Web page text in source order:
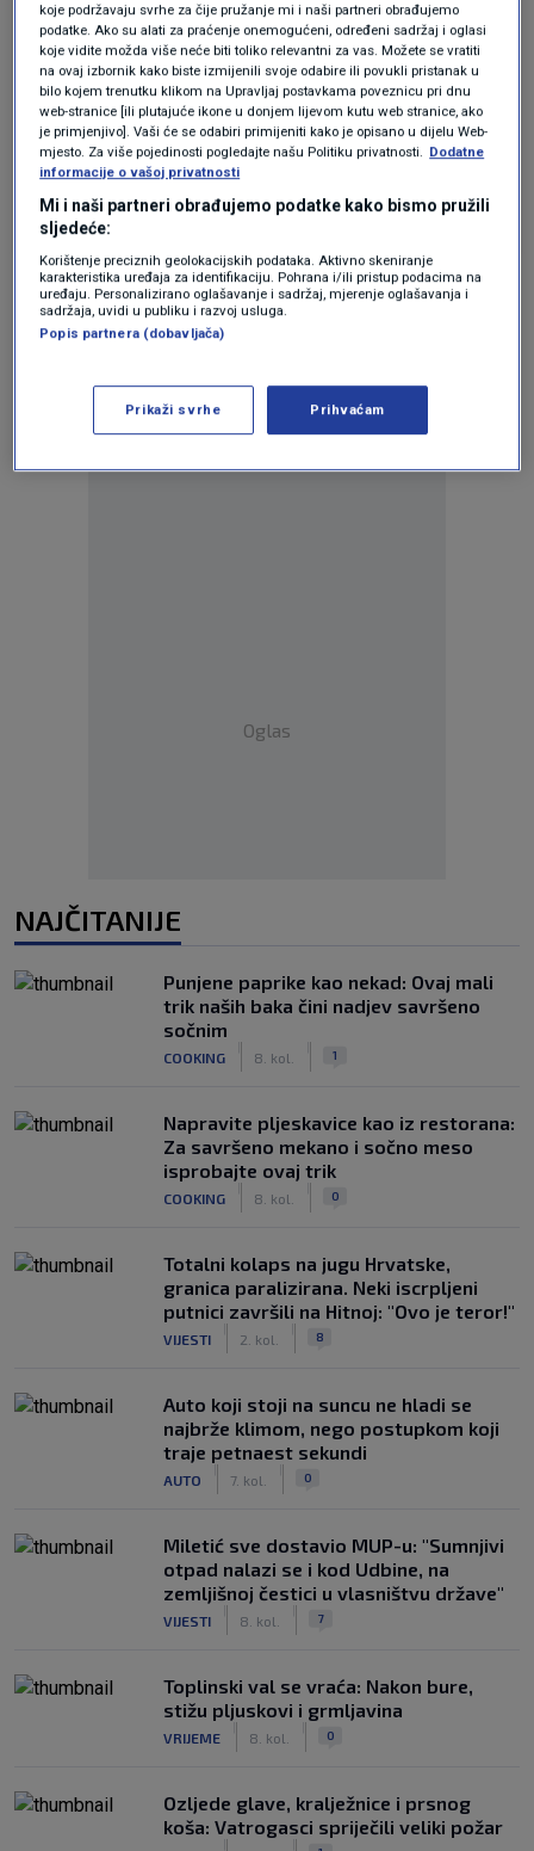
Grobno mjesto i njegove mame i njegovog tate
da platim⁉️
Prije TIH 20-25 godina nije niti trebao AGENT
no.11.
Odgovor
Oglas
Oglas
NAJČITANIJE
Punjene paprike kao nekad: Ovaj mali
trik naših baka čini nadjev savršeno
sočnim
COOKING 8. kol. 1
Napravite pljeskavice kao iz restorana:
Za savršeno mekano i sočno meso
isprobajte ovaj trik
COOKING 8. kol. 0
Totalni kolaps na jugu Hrvatske,
granica paralizirana. Neki iscrpljeni
putnici završili na Hitnoj: "Ovo je teror!"
VIJESTI 2. kol. 8
Auto koji stoji na suncu ne hladi se
najbrže klimom, nego postupkom koji
traje petnaest sekundi
AUTO 7. kol. 0
Miletić sve dostavio MUP-u: "Sumnjivi
otpad nalazi se i kod Udbine, na
zemljišnoj čestici u vlasništvu države"
VIJESTI 8. kol. 7
Toplinski val se vraća: Nakon bure,
stižu pljuskovi i grmljavina
VRIJEME 8. kol. 0
Ozljede glave, kralježnice i prsnog
koša: Vatrogasci spriječili veliki požar
koje podržavaju svrhe za čije pružanje mi i naši partneri obrađujemo
podatke. Ako su alati za praćenje onemogućeni, određeni sadržaj i oglasi
koje vidite možda više neće biti toliko relevantni za vas. Možete se vratiti
na ovaj izbornik kako biste izmijenili svoje odabire ili povukli pristanak u
bilo kojem trenutku klikom na Upravljaj postavkama poveznicu pri dnu
web-stranice [ili plutajuće ikone u donjem lijevom kutu web stranice, ako
je primjenjivo]. Vaši će se odabiri primijeniti kako je opisano u dijelu Web-
mjesto. Za više pojedinosti pogledajte našu Politiku privatnosti. Dodatne
informacije o vašoj privatnosti
Mi i naši partneri obrađujemo podatke kako bismo pružili
sljedeće:
Korištenje preciznih geolokacijskih podataka. Aktivno skeniranje
karakteristika uređaja za identifikaciju. Pohrana i/ili pristup podacima na
uređaju. Personalizirano oglašavanje i sadržaj, mjerenje oglašavanja i
sadržaja, uvidi u publiku i razvoj usluga.
Popis partnera (dobavljača)
Prikaži svrhe Prihvaćam